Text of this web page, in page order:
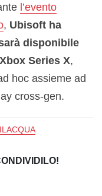
l’evento
, Ubisoft ha
disponibile
Series X,
hoc assieme ad
cross-gen.